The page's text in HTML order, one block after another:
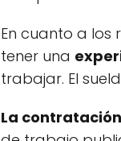
En cuanto a los
tener una
trabajar. El
La